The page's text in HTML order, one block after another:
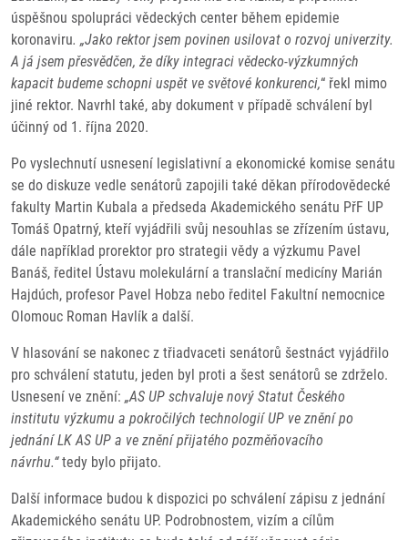
úspěšnou spolupráci vědeckých center během epidemie
koronaviru. „Jako rektor jsem povinen usilovat o rozvoj univerzity.
A já jsem přesvědčen, že díky integraci vědecko-výzkumných
kapacit budeme schopni uspět ve světové konkurenci,“ řekl mimo
jiné rektor. Navrhl také, aby dokument v případě schválení byl
účinný od 1. října 2020.
Po vyslechnutí usnesení legislativní a ekonomické komise senátu
se do diskuze vedle senátorů zapojili také děkan přírodovědecké
fakulty Martin Kubala a předseda Akademického senátu PřF UP
Tomáš Opatrný, kteří vyjádřili svůj nesouhlas se zřízením ústavu,
dále například prorektor pro strategii vědy a výzkumu Pavel
Banáš, ředitel Ústavu molekulární a translační medicíny Marián
Hajdúch, profesor Pavel Hobza nebo ředitel Fakultní nemocnice
Olomouc Roman Havlík a další.
V hlasování se nakonec z třiadvaceti senátorů šestnáct vyjádřilo
pro schválení statutu, jeden byl proti a šest senátorů se zdrželo.
Usnesení ve znění: „AS UP schvaluje nový Statut Českého
institutu výzkumu a pokročilých technologií UP ve znění po
jednání LK AS UP a ve znění přijatého pozměňovacího
návrhu.“tedy bylo přijato.
Další informace budou k dispozici po schválení zápisu z jednání
Akademického senátu UP. Podrobnostem, vizím a cílům